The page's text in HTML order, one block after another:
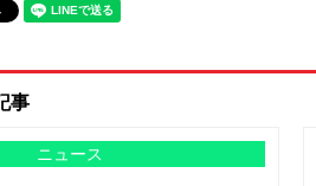
事
ニュース